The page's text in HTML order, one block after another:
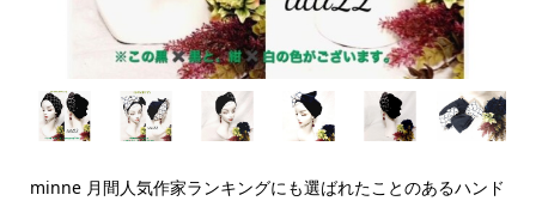
minne 月間人気作家ランキングにも選ばれたことのあるハンド